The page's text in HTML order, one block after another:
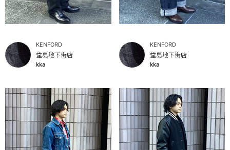
KENFORD
堂島地下街店
kka
KENFORD
堂島地下街店
kka